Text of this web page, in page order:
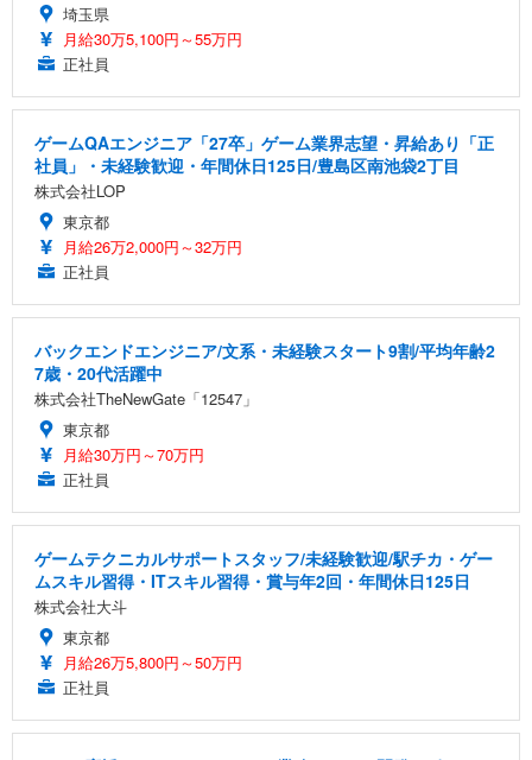
埼玉県
月給30万5,100円～55万円
正社員
ゲームQAエンジニア「27卒」ゲーム業界志望・昇給あり「正
社員」・未経験歓迎・年間休日125日/豊島区南池袋2丁目
株式会社LOP
東京都
月給26万2,000円～32万円
正社員
バックエンドエンジニア/文系・未経験スタート9割/平均年齢2
7歳・20代活躍中
株式会社TheNewGate「12547」
東京都
月給30万円～70万円
正社員
ゲームテクニカルサポートスタッフ/未経験歓迎/駅チカ・ゲー
ムスキル習得・ITスキル習得・賞与年2回・年間休日125日
株式会社大斗
東京都
月給26万5,800円～50万円
正社員